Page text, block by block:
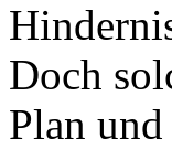
Doch
Plan